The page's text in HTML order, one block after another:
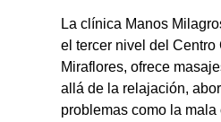
La clínica Manos
el tercer nivel del Centro
Miraflores, ofrece
allá de la relajación,
problemas como la mala